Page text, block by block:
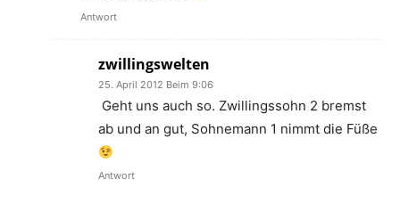
Antwort
zwillingswelten
25. April 2012 Beim 9:06
Geht uns auch so. Zwillingssohn 2 bremst
ab und an gut, Sohnemann 1 nimmt die Füße
Antwort